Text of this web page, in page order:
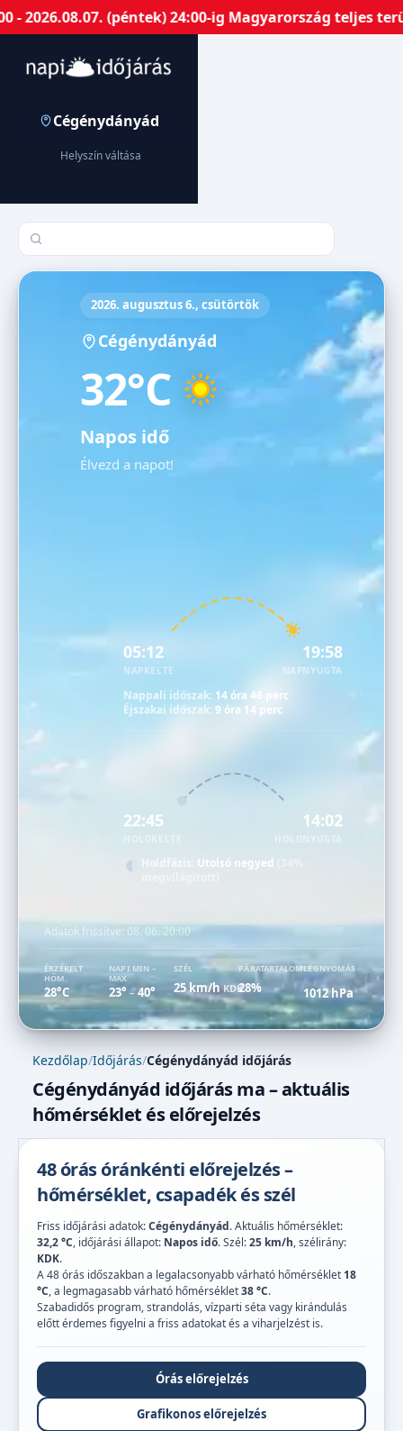
(péntek) 24:00-ig Magyarország teljes
Cégénydányád
Helyszín váltása
Település keresése
2026. augusztus 6., csütörtök
Cégénydányád
32°C
Napos idő
Élvezd a napot!
05:12
NAPKELTE
19:58
NAPNYUGTA
Nappali időszak: 14 óra 46 perc
Éjszakai időszak:9 óra 14 perc
22:45 14:02
HOLDNYUGTA
Holdfázis: Utolsó negyed
Adatok frissítve: 08. 06. 20:00
ÉRZÉKELT
HŐM.
28°C
NAPI MIN –
MAX
23° –40°
SZÉL
25 km/hKDK
PÁRATARTALOM
28%
LÉGNYOMÁS
1012 hPa
Kezdőlap/Időjárás/Cégénydányád időjárás
Cégénydányád időjárás ma – aktuális
hőmérséklet és előrejelzés
48 órás óránkénti előrejelzés –
hőmérséklet, csapadék és szél
Friss időjárási adatok:Cégénydányád. Aktuális hőmérséklet:
32,2 °C, időjárási állapot: Napos idő. Szél:25 km/h, szélirány:
KDK.
A 48 órás időszakban a legalacsonyabb várható hőmérséklet 18
°C, a legmagasabb várható hőmérséklet38 °C.
Szabadidős program, strandolás, vízparti séta vagy kirándulás
előtt érdemes figyelni a friss adatokat és a viharjelzést is.
Órás előrejelzés
Grafikonos előrejelzés